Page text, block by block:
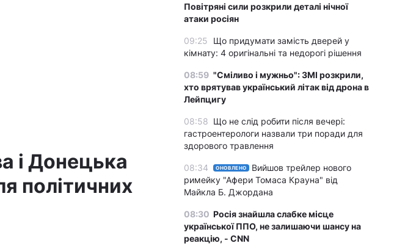
і Донецька
політичних
Повітряні сили розкрили деталі нічної
атаки росіян
09:25
Що придумати замість дверей у
кімнату: 4 оригінальні та недорогі рішення
08:59 "Сміливо і мужньо": ЗМІ розкрили,
хто врятував український літак від дрона в
Лейпцигу
08:58 Що не слід робити після вечері:
гастроентерологи назвали три поради для
здорового травлення
08:34 ОНОВЛЕНО
Вийшов трейлер нового
римейку "Афери Томаса Крауна" від
Майкла Б. Джордана
08:30 Росія знайшла слабке місце
української ППО, не залишаючи шансу на
реакцію, - CNN